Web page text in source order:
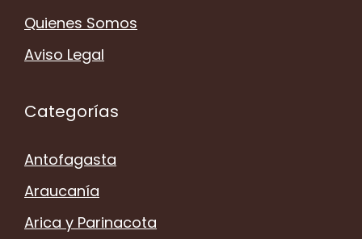
Quienes Somos
Aviso Legal
Categorías
Antofagasta
Araucanía
Arica y Parinacota